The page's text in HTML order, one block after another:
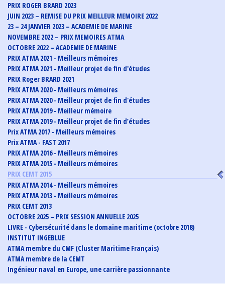
PRIX ROGER BRARD 2023
JUIN 2023 – REMISE DU PRIX MEILLEUR MEMOIRE 2022
23 – 24 JANVIER 2023 – ACADEMIE DE MARINE
NOVEMBRE 2022 – PRIX MEMOIRES ATMA
OCTOBRE 2022 – ACADEMIE DE MARINE
PRIX ATMA 2021 - Meilleurs mémoires
PRIX ATMA 2021 - Meilleur projet de fin d'études
PRIX Roger BRARD 2021
PRIX ATMA 2020 - Meilleurs mémoires
PRIX ATMA 2020 - Meilleur projet de fin d'études
PRIX ATMA 2019 - Meilleur mémoire
PRIX ATMA 2019 - Meilleur projet de fin d’études
Prix ATMA 2017 - Meilleurs mémoires
Prix ATMA - FAST 2017
PRIX ATMA 2016 - Meilleurs mémoires
PRIX ATMA 2015 - Meilleurs mémoires
PRIX CEMT 2015
PRIX ATMA 2014 - Meilleurs mémoires
PRIX ATMA 2013 - Meilleurs mémoires
PRIX CEMT 2013
OCTOBRE 2025 – PRIX SESSION ANNUELLE 2025
LIVRE - Cybersécurité dans le domaine maritime (octobre 2018)
INSTITUT INGEBLUE
ATMA membre du CMF (Cluster Maritime Français)
ATMA membre de la CEMT
Ingénieur naval en Europe, une carrière passionnante